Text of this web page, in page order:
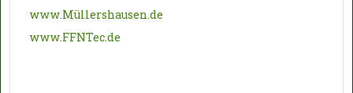
www.Müllershausen.de
www.FFNTec.de